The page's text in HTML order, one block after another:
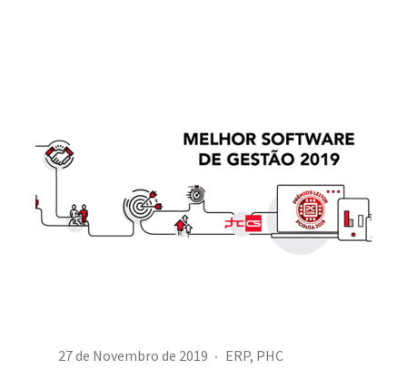
27 de Novembro de 2019 ERP, PHC